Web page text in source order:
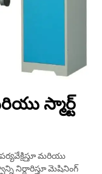
స్మార్ట్
మరియు
నిర్ధారిస్తూ మెషినింగ్